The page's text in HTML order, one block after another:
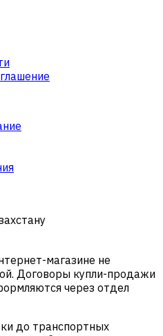
магазине не
Договоры купли-продажи
через отдел
до транспортных